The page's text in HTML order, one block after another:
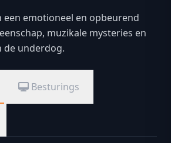
een emotioneel en opbeurend
muzikale mysteries en
de underdog.
Besturings